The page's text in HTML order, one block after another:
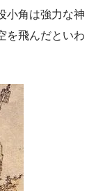
小角は強力な神
を飛んだといわ